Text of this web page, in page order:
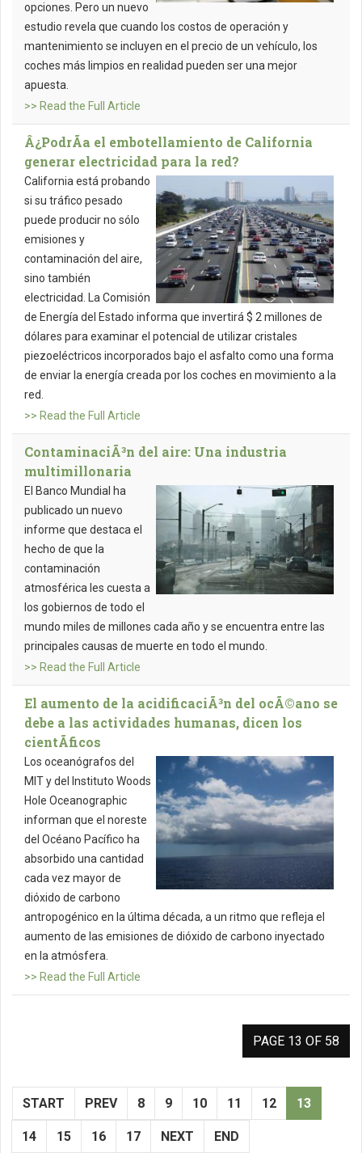
opciones. Pero un nuevo
estudio revela que cuando los costos de operación y
mantenimiento se incluyen en el precio de un vehículo, los
coches más limpios en realidad pueden ser una mejor
apuesta.
>> Read the Full Article
Â¿PodrÃ­a el embotellamiento de California
generar electricidad para la red?
California está probando
si su tráfico pesado
puede producir no sólo
emisiones y
contaminación del aire,
sino también
electricidad. La Comisión
de Energía del Estado informa que invertirá $ 2 millones de
dólares para examinar el potencial de utilizar cristales
piezoeléctricos incorporados bajo el asfalto como una forma
de enviar la energía creada por los coches en movimiento a la
red.
>> Read the Full Article
ContaminaciÃ³n del aire: Una industria
multimillonaria
El Banco Mundial ha
publicado un nuevo
informe que destaca el
hecho de que la
contaminación
atmosférica les cuesta a
los gobiernos de todo el
mundo miles de millones cada año y se encuentra entre las
principales causas de muerte en todo el mundo.
>> Read the Full Article
El aumento de la acidificaciÃ³n del ocÃ©ano se
debe a las actividades humanas, dicen los
cientÃ­ficos
Los oceanógrafos del
MIT y del Instituto Woods
Hole Oceanographic
informan que el noreste
del Océano Pacífico ha
absorbido una cantidad
cada vez mayor de
dióxido de carbono
antropogénico en la última década, a un ritmo que refleja el
aumento de las emisiones de dióxido de carbono inyectado
en la atmósfera.
>> Read the Full Article
PAGE 13 OF 58
START PREV 8 9 10 11 12 13
14 15 16 17 NEXT END